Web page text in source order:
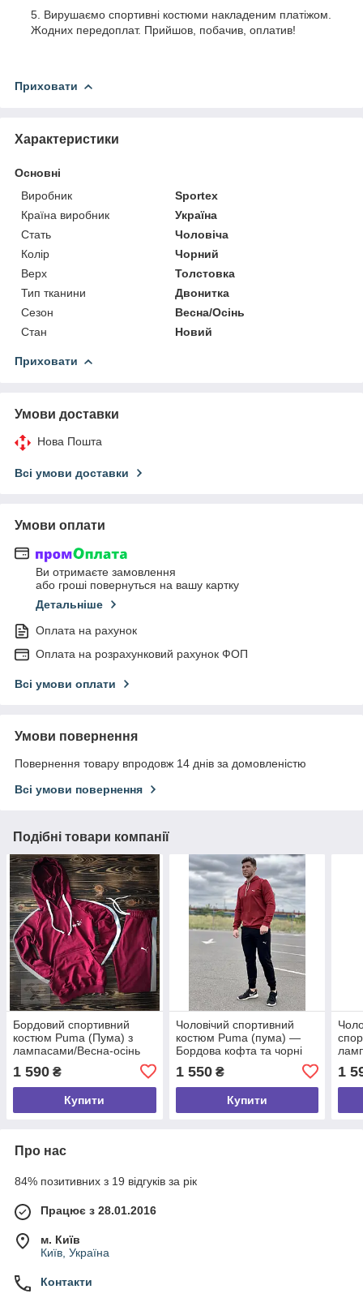
Вирушаємо спортивні костюми накладеним платіжом.
Жодних передоплат. Прийшов, побачив, оплатив!
Приховати
Характеристики
Основні
Виробник
Sportex
Країна виробник
Україна
Стать
Чоловіча
Колір
Чорний
Верх
Толстовка
Тип тканини
Двонитка
Сезон
Весна/Осінь
Стан
Новий
Приховати
Умови доставки
Нова Пошта
Всі умови доставки
Умови оплати
Ви отримаєте замовлення
або гроші повернуться на вашу картку
Детальніше
Оплата на рахунок
Оплата на розрахунковий рахунок ФОП
Всі умови оплати
Умови повернення
Повернення товару впродовж 14 днів за домовленістю
Всі умови повернення
Подібні товари компанії
Бордовий спортивний
костюм Puma (Пума) з
лампасами/Весна-осінь
1 590 ₴
Купити
Чоловічий спортивний
костюм Puma (пума) —
Бордова кофта та чорні
1 550₴
Купити
1
Про нас
84% позитивних з 19 відгуків за рік
Працює з 28.01.2016
м. Київ
Київ, Україна
Контакти